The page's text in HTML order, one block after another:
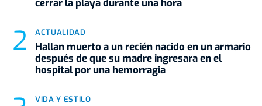
cerrar la playa durante una hora
ACTUALIDAD
Hallan muerto a un recién nacido en un armario
después de que su madre ingresara en el
hospital por una hemorragia
VIDA Y ESTILO